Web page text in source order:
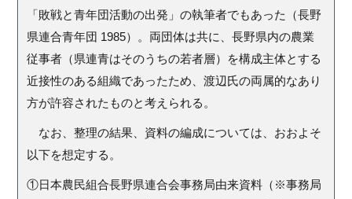
「敗戦と青年団活動の出発」の執筆者でもあった（長野
県連合青年団 1985）。両団体は共に、長野県内の農業
従事者（県連青はそのうちの若者層）を構成主体とする
近接性のある組織であったため、渡辺氏の両属的なあり
方が許容されたものと考えられる。
なお、整理の結果、資料の編成については、おおよそ
以下を想定する。
①日本農民組合長野県連合会事務局由来資料（※事務局